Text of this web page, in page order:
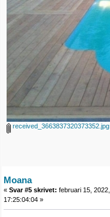
received_3663837320373352.jpg
Moana
« Svar #5 skrivet: februari 15, 2022,
17:25:04:04 »